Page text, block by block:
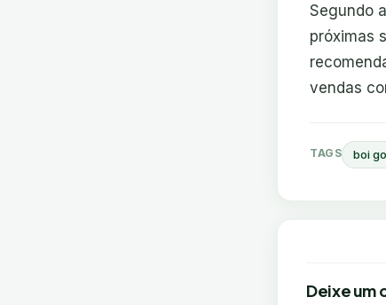
Segundo
próximas
vendas
TAGS boi
Deixe um